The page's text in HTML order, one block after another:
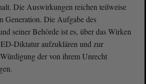
Die Auswirkungen reichen teilweise
Generation. Die Aufgabe des
seiner Behörde ist es, über das Wirken
Diktatur aufzuklären und zur
der von ihrem Unrecht